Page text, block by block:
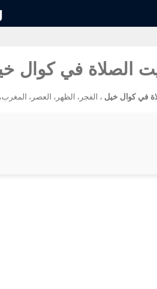
الصلاة في كوال
في كوال خيل ، الفجر، الظهر، العصر، المغرب،